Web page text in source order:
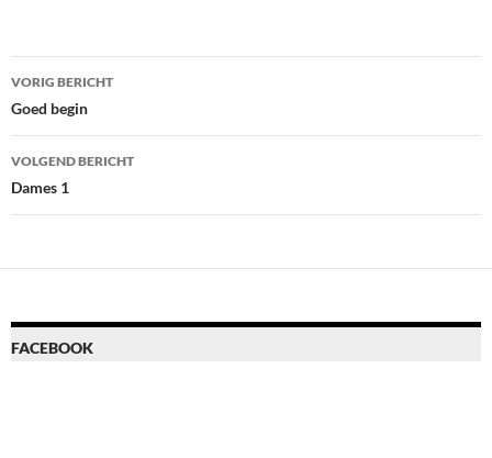
Bericht
navigatie
VORIG BERICHT
Goed begin
VOLGEND BERICHT
Dames 1
FACEBOOK